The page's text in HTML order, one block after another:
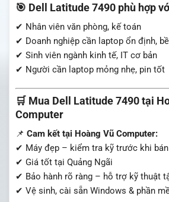
🎯 Dell Latitude 7490 phù hợp
✔ Nhân viên văn phòng, kế toán
✔ Doanh nghiệp cần laptop ổn định,
✔ Sinh viên ngành kinh tế, IT cơ bản
✔ Người cần laptop mỏng nhẹ, pin tốt
🛒 Mua Dell Latitude 7490 tại
Computer
📌 Cam kết tại Hoàng Vũ Computer:
✔ Máy đẹp – kiểm tra kỹ trước khi bán
✔ Giá tốt tại Quảng Ngãi
✔ Bảo hành rõ ràng – hỗ trợ kỹ thuật
✔ Vệ sinh, cài sẵn Windows & phần